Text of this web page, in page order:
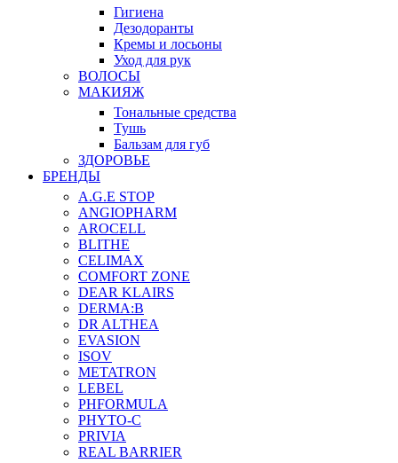
Гигиена
Дезодоранты
Кремы и лосьоны
Уход для рук
ВОЛОСЫ
МАКИЯЖ
Тональные средства
Тушь
Бальзам для губ
ЗДОРОВЬЕ
БРЕНДЫ
A.G.E STOP
ANGIOPHARM
AROCELL
BLITHE
CELIMAX
COMFORT ZONE
DEAR KLAIRS
DERMA:B
DR ALTHEA
EVASION
ISOV
METATRON
LEBEL
PHFORMULA
PHYTO-C
PRIVIA
REAL BARRIER